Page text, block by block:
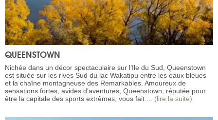
QUEENSTOWN
Nichée dans un décor spectaculaire sur l’Ile du Sud, Queenstown
est située sur les rives Sud du lac Wakatipu entre les eaux bleues
et la chaîne montagneuse des Remarkables. Amoureux de
sensations fortes, avides d’aventures, Queenstown, réputée pour
être la capitale des sports extrêmes, vous fait ... (lire la suite)